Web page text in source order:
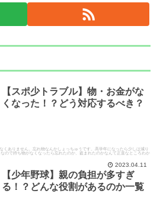
【スポ少トラブル】物・お金がな
くなった！？どう対応するべき？
くありません。忘れ物なんかしょっちゅうです。高学年になったら少しは減り
ので持ち物がなくなったら忘れたのか、盗まれたのかなんて正直なところわか
2023.04.11
【少年野球】親の負担が多すぎ
る！？どんな役割があるのか一覧